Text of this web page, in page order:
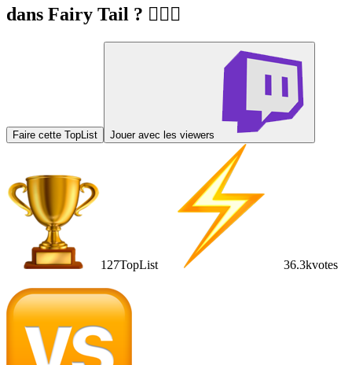
dans Fairy Tail ? 🧙🏻‍♂️
Faire cette TopList Jouer avec les viewers
127TopList 36.3kvotes